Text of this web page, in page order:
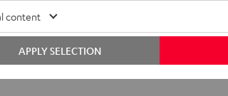
content
APPLY SELECTION